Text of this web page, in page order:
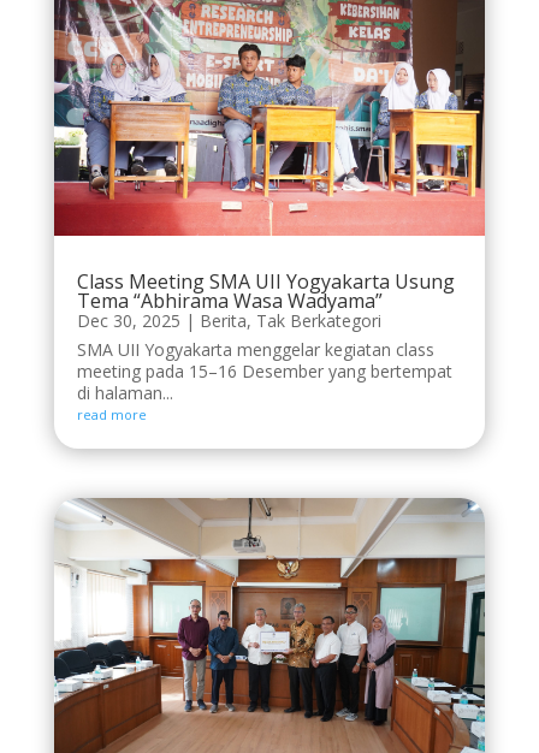
Class Meeting SMA UII Yogyakarta Usung
Tema “Abhirama Wasa Wadyama”
Dec 30, 2025 | Berita, Tak Berkategori
SMA UII Yogyakarta menggelar kegiatan class
meeting pada 15–16 Desember yang bertempat
di halaman...
read more